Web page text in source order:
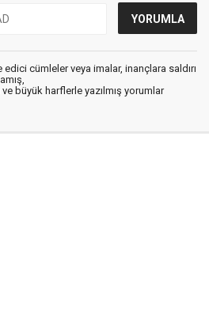
cümleler veya imalar, inançlara saldırı
büyük harflerle yazılmış yorumlar